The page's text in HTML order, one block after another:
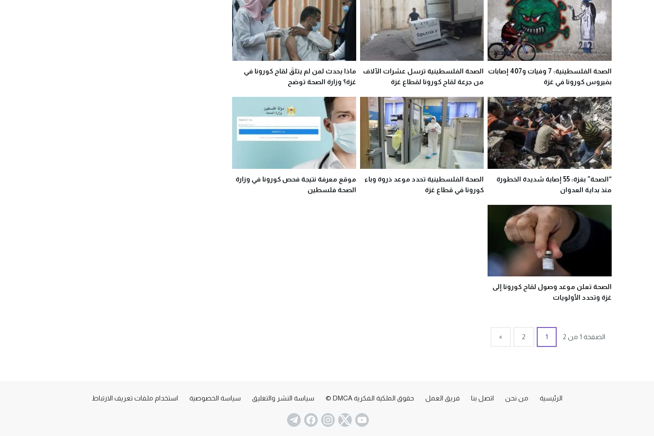
الصحة الفلسطينية: 7 وفيات و407 إصابات
بفيروس كورونا في غزة
الصحة الفلسطينية ترسل عشرات الآلاف
من جرعة لقاح كورونا لقطاع غزة
ماذا يحدث لمن لم يتلقَ لقاح كورونا في
غزة؟ وزارة الصحة توضح
“الصحة” بغزة: 55 إصابة شديدة الخطورة
منذ بداية العدوان
الصحة الفلسطينية تحدد موعد ذروة وباء
كورونا في قطاع غزة
موقع معرفة نتيجة فحص كورونا في وزارة
الصحة فلسطين
الصحة تعلن موعد وصول لقاح كورونا إلى
غزة وتحدد الأولويات
الصفحة 1 من 2 1
2
»
الرئيسية من نحن اتصل بنا فريق العمل حقوق الملكية الفكرية DMCA © سياسة النشر والتعليق سياسة الخصوصية استخدام ملفات تعريف الارتباط